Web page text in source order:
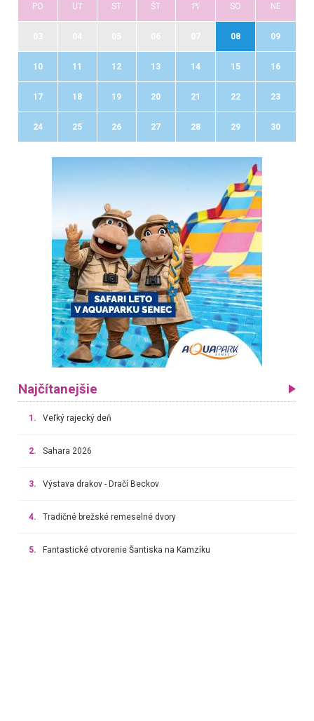
PO UT ST ŠT PI SO NE
08 09
10 11 12 13 14 15 16
17 18 19 20 21 22 23
24 25 26 27 28 29 30
Najčítanejšie
1. Veľký rajecký deň
2. Sahara 2026
3. Výstava drakov - Dračí Beckov
4. Tradičné brežské remeselné dvory
5. Fantastické otvorenie Šantiska na Kamzíku